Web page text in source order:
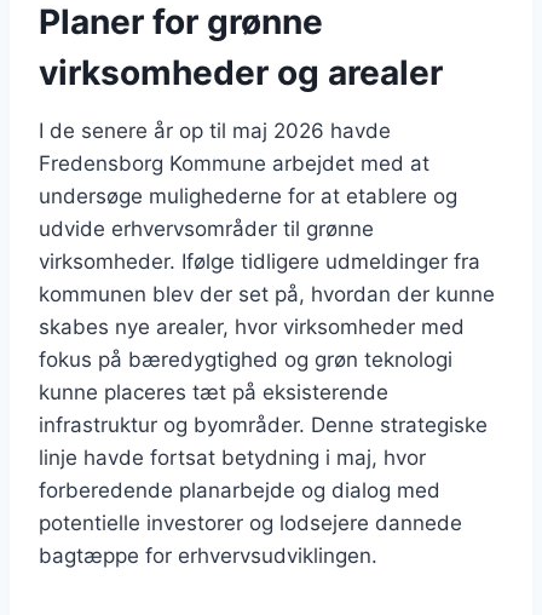
Planer for grønne
virksomheder og arealer
I de senere år op til maj 2026 havde
Fredensborg Kommune arbejdet med at
undersøge mulighederne for at etablere og
udvide erhvervsområder til grønne
virksomheder. Ifølge tidligere udmeldinger fra
kommunen blev der set på, hvordan der kunne
skabes nye arealer, hvor virksomheder med
fokus på bæredygtighed og grøn teknologi
kunne placeres tæt på eksisterende
infrastruktur og byområder. Denne strategiske
linje havde fortsat betydning i maj, hvor
forberedende planarbejde og dialog med
potentielle investorer og lodsejere dannede
bagtæppe for erhvervsudviklingen.